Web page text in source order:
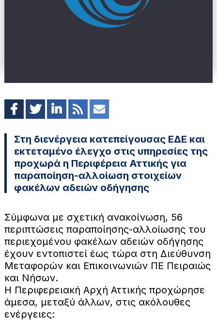
Στη διενέργεια κατεπείγουσας ΕΔΕ και
εκτεταμένο έλεγχο στις υπηρεσίες της
προχωρά η Περιφέρεια Αττικής για
παραποίηση-αλλοίωση στοιχείων
φακέλων αδειών οδήγησης
Σύμφωνα με σχετική ανακοίνωση, 56
περιπτώσεις παραποίησης-αλλοίωσης του
περιεχομένου φακέλων αδειών οδήγησης
έχουν εντοπιστεί έως τώρα στη Διεύθυνση
Μεταφορών και Επικοινωνιών ΠΕ Πειραιώς
και Νήσων.
Η Περιφερειακή Αρχή Αττικής προχώρησε
άμεσα, μεταξύ άλλων, στις ακόλουθες
ενέργειες: